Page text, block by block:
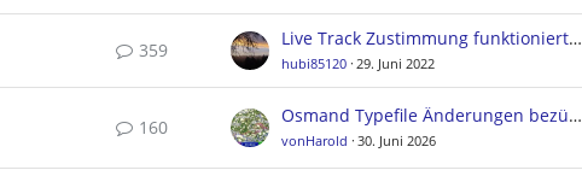
359
Live Track Zustimmung funktioniert nicht
hubi85120 29. Juni 2022
160
Osmand Typefile Änderungen bezüglich dieses Thread....., mögliche Fehlerquelle warum es nicht gehen kann...
vonHarold 30. Juni 2026